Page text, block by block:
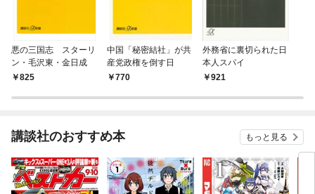
悪の三国志 スターリ
ン・毛沢東・金日成
825
中国「秘密結社」が共
産党政権を倒す日
770
外務省に裏切られた日
本人スパイ
921
講談社のおすすめ本 もっと見る